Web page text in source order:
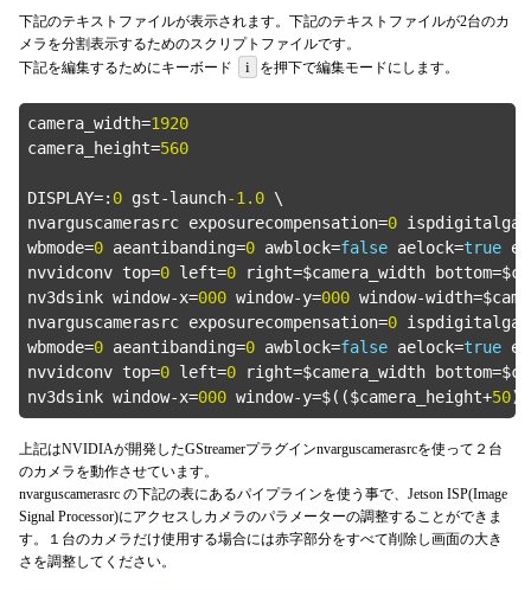
下記のテキストファイルが表示されます。下記のテキストファイルが2台のカ
メラを分割表示するためのスクリプトファイルです。
下記を編集するためにキーボード
i を押下で編集モードにします。
camera_width=1920
camera_height=560
DISPLAY=: 0 gst-launch-1.0 \
nvarguscamerasrc exposurecompensation=0
wbmode=0 aeantibanding=0 awblock=false aelock=true
nvvidconv top=0 left=0 right=$camera_width
nv3dsink window-x=000 window-y=000 window-
nvarguscamerasrc exposurecompensation=0
wbmode=0 aeantibanding=0 awblock=false aelock=true
nvvidconv top=0 left=0 right=$camera_width
nv3dsink window-x=000 window-y=$(($camera_height+50
上記はNVIDIAが開発したGStreamerプラグインnvarguscamerasrcを使って２台
のカメラを動作させています。
nvarguscamerasrc の下記の表にあるパイプラインを使う事で、Jetson ISP(Image
Signal Processor)にアクセスしカメラのパラメーターの調整することができま
す。１台のカメラだけ使用する場合には赤字部分をすべて削除し画面の大き
さを調整してください。